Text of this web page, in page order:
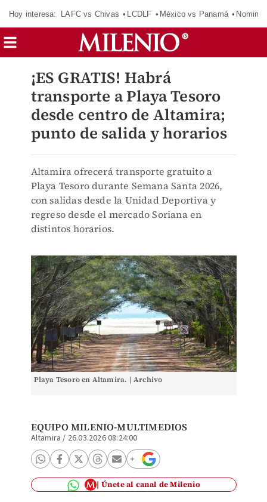
Hoy interesa: LAFC vs Chivas LCDLF México vs Panamá
¡ES GRATIS! Habrá
transporte a Playa Tesoro
desde centro de Altamira;
punto de salida y horarios
Altamira ofrecerá transporte gratuito a
Playa Tesoro durante Semana Santa 2026,
con salidas desde la Unidad Deportiva y
regreso desde el mercado Soriana en
distintos horarios.
Playa Tesoro en Altamira. | Archivo
EQUIPO MILENIO-MULTIMEDIOS
Altamira / 26.03.2026 08:24:00
Únete al canal de Milenio